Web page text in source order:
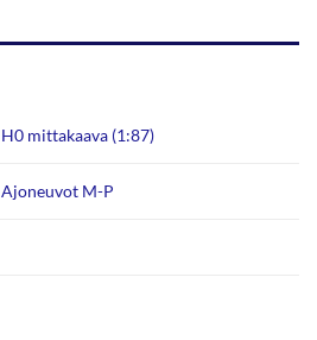
H0 mittakaava (1:87)
Ajoneuvot M-P